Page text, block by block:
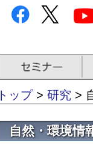
トップ> 研究 >
自然・環境情